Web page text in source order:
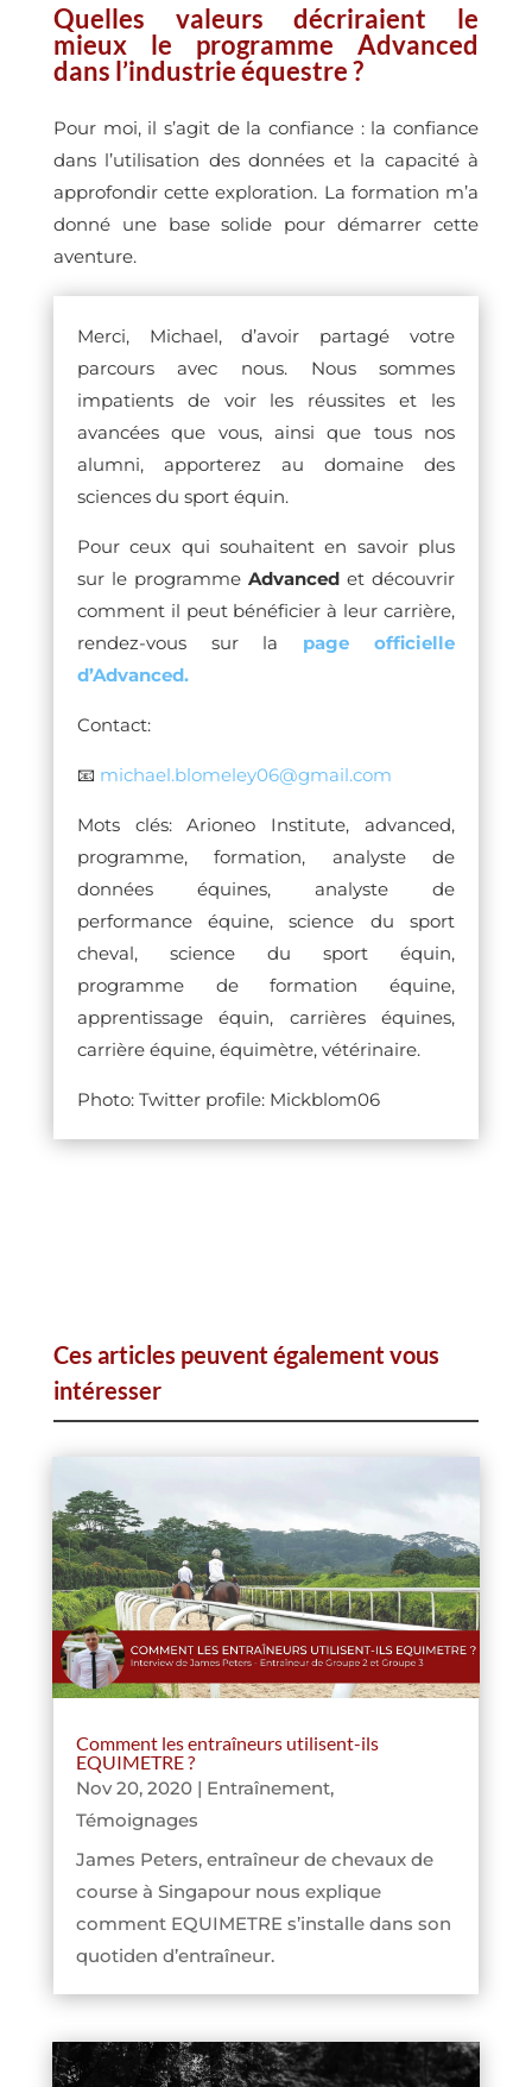
Quelles valeurs décriraient le
mieux le programme Advanced
dans l’industrie équestre ?
Pour moi, il s’agit de la confiance : la confiance
dans l’utilisation des données et la capacité à
approfondir cette exploration. La formation m’a
donné une base solide pour démarrer cette
aventure.
Merci, Michael, d’avoir partagé votre
parcours avec nous. Nous sommes
impatients de voir les réussites et les
avancées que vous, ainsi que tous nos
alumni, apporterez au domaine des
sciences du sport équin.
Pour ceux qui souhaitent en savoir plus
sur le programmeAdvanced et découvrir
comment il peut bénéficier à leur carrière,
rendez-vous sur la page officielle
d’Advanced.
Contact:
📧 michael.blomeley06@gmail.com
Mots clés: Arioneo Institute, advanced,
programme, formation, analyste de
données équines, analyste de
performance équine, science du sport
cheval, science du sport équin,
programme de formation équine,
apprentissage équin, carrières équines,
carrière équine, équimètre, vétérinaire.
Photo: Twitter profile: Mickblom06
Ces articles peuvent également vous
intéresser
Comment les entraîneurs utilisent-ils
EQUIMETRE ?
Nov 20, 2020| Entraînement,
Témoignages
James Peters, entraîneur de chevaux de
course à Singapour nous explique
comment EQUIMETRE s’installe dans son
quotiden d’entraîneur.